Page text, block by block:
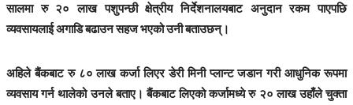
सालमा रु २० लाख पशुपन्छी क्षेत्रीय निर्देशनालयबाट अनुदान रकम पाएपछि
व्यवसायलाई अगाडि बढाउन सहज भएको उनी बताउछन्।
अहिले बैंकबाट रु ८० लाख कर्जा लिएर डेरी मिनी प्लान्ट जडान गरी आधुनिक रूपमा
व्यवसाय गर्न थालेको उनले बताए। बैंकबाट लिएको कर्जामध्ये रु २० लाख उहाँले चुक्ता